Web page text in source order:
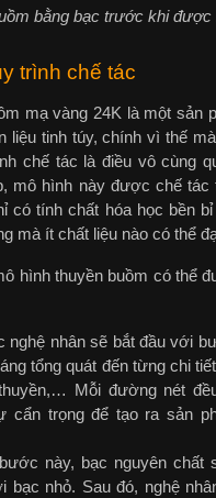
bằng bạc trước khi được
trình chế tác
mạ vàng 24K là một sản
liệu tinh túy, chính vì thế
chế tác là điều vô cùng
mô hình này được chế tác
có tính chất hóa học bền
mà ít chất liệu nào có thể
hình thuyền buồm có thể
nghệ nhân sẽ bắt đầu với
tổng quát đến từng chi
Mỗi đường nét
cẩn trọng để tạo ra sản
này, bạc nguyên chất
bạc nhỏ. Sau đó, nghệ